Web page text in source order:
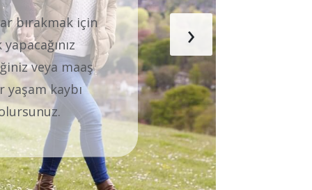
ve iyi bir
eğitim
eğitiminin
Hayat olarak
›